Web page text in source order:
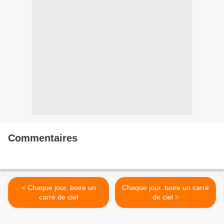
Commentaires
< Chaque jour, boire un
carré de ciel
Chaque jour, boire un carré
de ciel >